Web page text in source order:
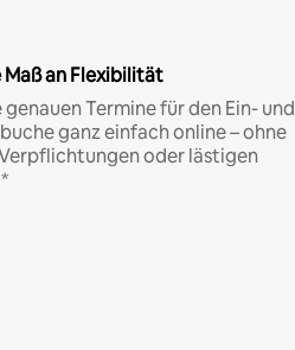
an Flexibilität
Termine für den Ein- und
ganz einfach online – ohne
oder lästigen